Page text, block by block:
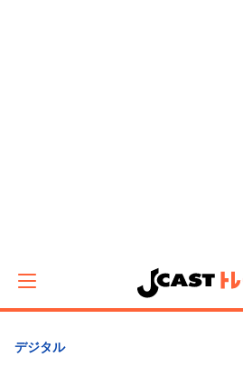
デジタル